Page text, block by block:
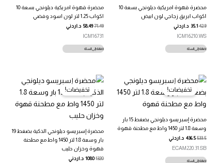
محضرة قهوة امريكية ديلونجي بسعة 10
اكواب ابريق زجاجي لون ابيض
42.9
35.1 د.اردني
ICM16210.WS
إضافة إلى السلة
محضرة قهوة امريكية ديلونجي بسعة 10
اكواب 1.25 لتر لون اسود وفضي
71.49
58.49 د.اردني
ICM16731
إضافة إلى السلة
تخفيضات!
محضرة إسبريسو ديلونجي بضغط 15 بار
وسعة 1.8 لتر 1450 واط مع مطحنة قهوة
533.5
436.5 د.اردني
ECAM220.31.SB
إضافة إلى السلة
تخفيضات!
محضرة إسبريسو ديلونجي الذكية بضغط 19
بار وسعة 1.8 لتر 1450 واط مع مطحنة
قهوة وخزان حليب
1320
1080 د.اردني